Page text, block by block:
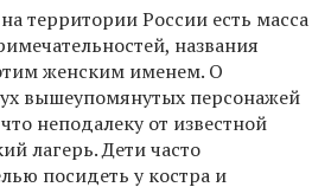
территории России есть масса
названия
женским именем. О
вышеупомянутых персонажей
неподалеку от известной
лагерь. Дети часто
посидеть у костра и